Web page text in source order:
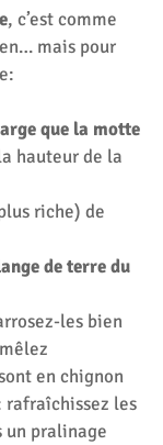
, c’est comme
mais pour
que la motte
hauteur de la
riche) de
de terre du
les bien
en chignon
rafraîchissez les
un pralinage